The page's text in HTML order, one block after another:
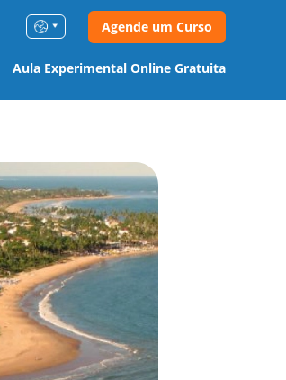
Aula Experimental Online Gratuita
Agende um Curso